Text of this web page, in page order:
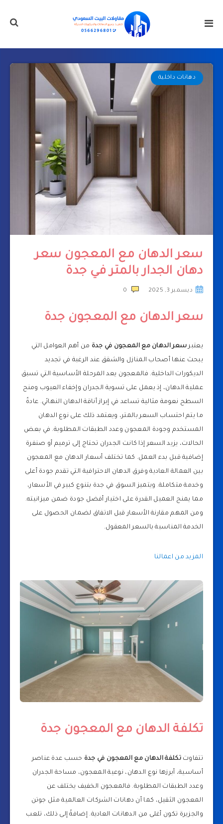
دهانات داخلية
سعر الدهان مع المعجون سعر
دهان الجدار بالمتر في جدة
ديسمبر 3, 2025 0
سعر الدهان مع المعجون جدة
يعتبر سعر الدهان مع المعجون في جدة من أهم العوامل التي
يبحث عنها أصحاب المنازل والشقق عند الرغبة في تجديد
الديكورات الداخلية. فالمعجون يعد المرحلة الأساسية التي تسبق
عملية الدهان، إذ يعمل على تسوية الجدران وإخفاء العيوب ومنح
السطح نعومة مثالية تساعد في إبراز أناقة الدهان النهائي. عادةً
ما يتم احتساب السعر بالمتر، ويعتمد ذلك على نوع الدهان
المستخدم وجودة المعجون وعدد الطبقات المطلوبة. في بعض
الحالات، يزيد السعر إذا كانت الجدران تحتاج إلى ترميم أو صنفرة
إضافية قبل بدء العمل. كما تختلف أسعار الدهان مع المعجون
بين العمالة العادية وفرق الدهان الاحترافية التي تقدم جودة أعلى
وخدمة متكاملة. ويتميز السوق في جدة بتنوع كبير في الأسعار،
مما يمنح العميل القدرة على اختيار أفضل جودة ضمن ميزانيته.
ومن المهم مقارنة الأسعار قبل الاتفاق لضمان الحصول على
الخدمة المناسبة بالسعر المعقول.
المزيد من اعمالنا
تكلفة الدهان مع المعجون جدة
تتفاوتتكلفة الدهان مع المعجون في جدة حسب عدة عناصر
أساسية، أبرزها نوع الدهان، نوعية المعجون، مساحة الجدران
وعدد الطبقات المطلوبة. فالمعجون الخفيف يختلف عن
المعجون الثقيل، كما أن دهانات الشركات العالمية مثل جوتن
والجزيرة تكون أغلى من الدهانات العادية. إضافةً إلى ذلك، تلعب